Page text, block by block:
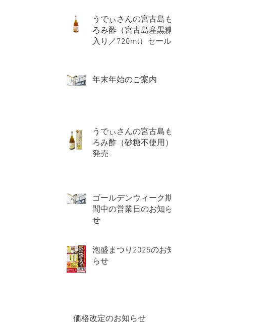
うでぃさんの宮古島も
ろみ酢（宮古島産黒糖
入り／720ml）セール
年末年始のご案内
うでぃさんの宮古島も
ろみ酢（砂糖不使用）
発売
ゴールデンウィーク期
間中の営業日のお知ら
せ
泡盛まつり2025のお知
らせ
価格改定のお知らせ